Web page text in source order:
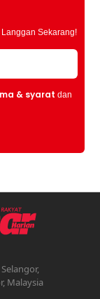
Sekarang!
& syarat dan
Malaysia